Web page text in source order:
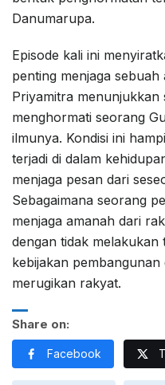
Danumarupa.
Episode kali ini
penting menjaga
Priyamitra
menghormati seorang
ilmunya. Kondisi ini
terjadi di dalam
menjaga pesan dari
Sebagaimana seorang
menjaga amanah dari
dengan tidak
kebijakan
merugikan rakyat.
Share on:
Facebook